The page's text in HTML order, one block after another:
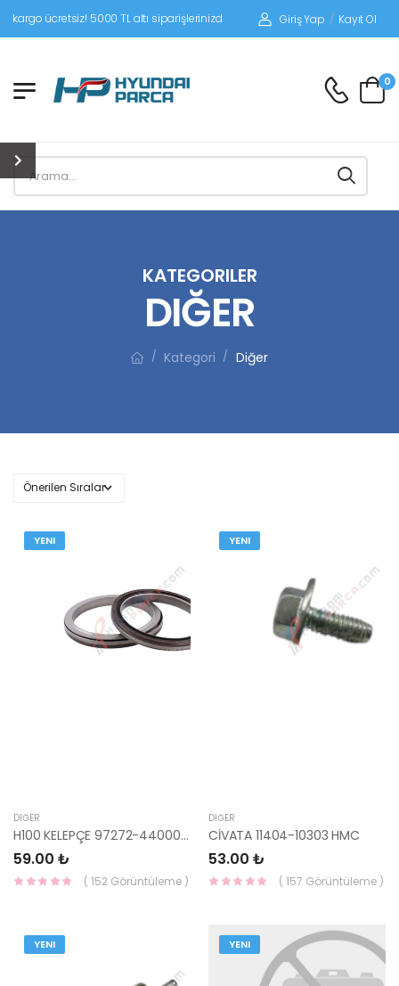
5000 TL altı siparişlerinizde siparişleriniz alıcı ödemeli gönderilir.
Giriş Yap / Kayıt Ol
0
KATEGORILER
DIĞER
/ Kategori / Diğer
YENI
DIĞER
H100 KELEPÇE 97272-44000 HMC
59.00 ₺
( 152 Görüntüleme )
YENI
DIĞER
CİVATA 11404-10303 HMC
53.00 ₺
( 157 Görüntüleme )
YENI YENI